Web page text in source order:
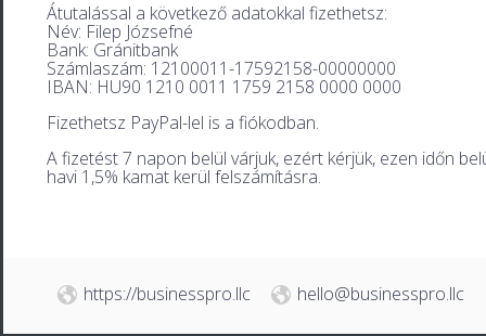
Átutalással a következő adatokkal fizethetsz:
Név: Filep Józsefné
Bank: Gránitbank
Számlaszám: 12100011-17592158-00000000
IBAN: HU90 1210 0011 1759 2158 0000 0000
Fizethetsz PayPal-lel is a fiókodban.
A fizetést 7 napon belül várjuk, ezért kérjük, ezen időn
havi 1,5% kamat kerül felszámításra.
https://businesspro.llc hello@businesspro.llc